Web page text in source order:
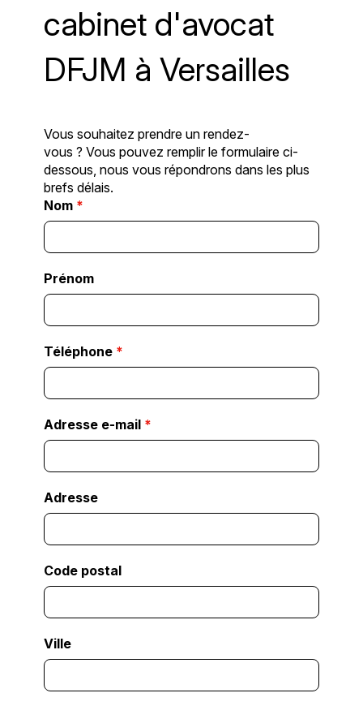
cabinet d'avocat
DFJM à Versailles
Vous souhaitez prendre un rendez-
vous ? Vous pouvez remplir le formulaire ci-
dessous, nous vous répondrons dans les plus
brefs délais.
Nom *
Prénom
Téléphone *
Adresse e-mail *
Adresse
Code postal
Ville